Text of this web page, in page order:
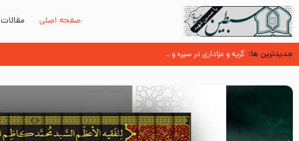
صفحه اصلی مقالات
جدیدترین ها: گریه و عزاداری در سیره و سنت پیامبر از منابع اهل سنت
عُمَر با گفتن “حسبنا كتاب اللّه ” به مخالفت با رسول اللّه برخاست
سوزدل جا مانده‌ای از زیارت اربعین